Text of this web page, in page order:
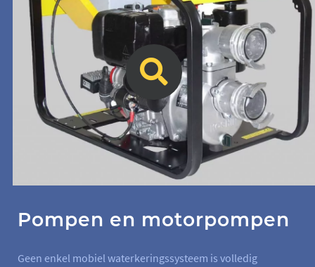
Pompen en motorpompen
Geen enkel mobiel waterkeringssysteem is volledig